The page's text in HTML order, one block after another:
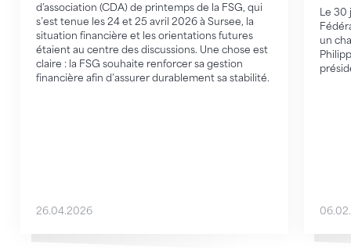
d'association (CDA) de printemps de la FSG, qui
s’est tenue les 24 et 25 avril 2026 à Sursee, la
situation financière et les orientations futures
étaient au centre des discussions. Une chose est
claire : la FSG souhaite renforcer sa gestion
financière afin d’assurer durablement sa stabilité.
26.04.2026
Le 30
un